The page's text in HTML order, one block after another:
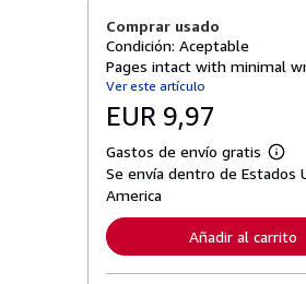
Comprar usado
Condición: Aceptable
Pages intact with minimal
Ver este artículo
EUR 9,97
Gastos de envío gratis
M
á
f
o
r
Se envía dentro de Estados
America
Añadir al carrito